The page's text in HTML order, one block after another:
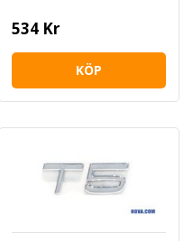
534 Kr
KÖP